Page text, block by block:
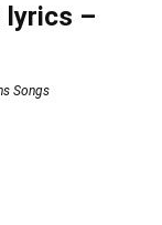
lyrics –
Songs